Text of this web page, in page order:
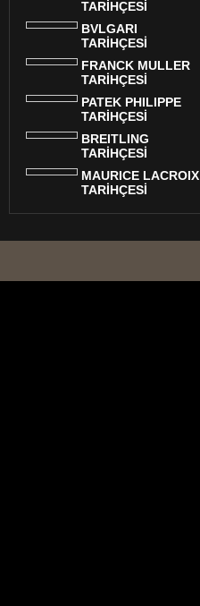
TARİHÇESİ
BVLGARI
TARİHÇESİ
FRANCK MULLER
TARİHÇESİ
PATEK PHILIPPE
TARİHÇESİ
BREITLING
TARİHÇESİ
MAURICE LACROIX
TARİHÇESİ